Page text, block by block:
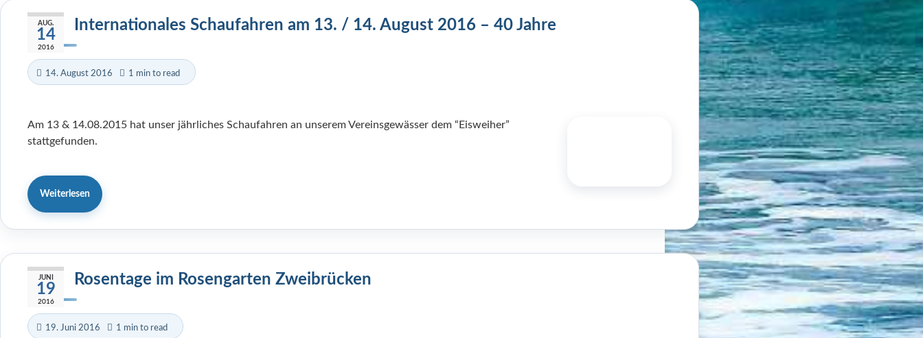
AUG.
14
2016
Internationales Schaufahren am 13. / 14. August 2016 – 40 Jahre
14. August 2016 1 min to read
Am 13 & 14.08.2015 hat unser jährliches Schaufahren an unserem Vereinsgewässer dem “Eisweiher”
stattgefunden.
Weiterlesen
JUNI
19
2016
Rosentage im Rosengarten Zweibrücken
19. Juni 2016 1 min to read